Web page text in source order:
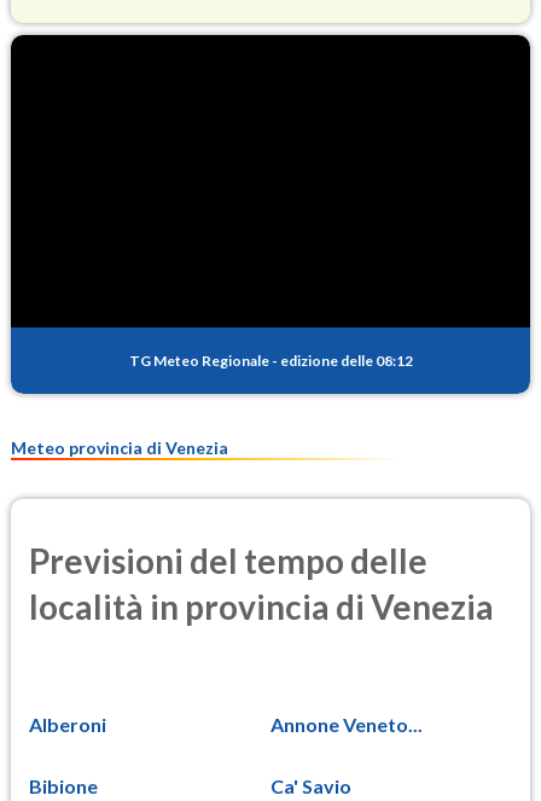
PM25
TG Meteo Regionale - edizione delle 08:12
Meteo provincia di Venezia
Previsioni del tempo delle
località in provincia di Venezia
Alberoni Annone Veneto...
Bibione Ca' Savio